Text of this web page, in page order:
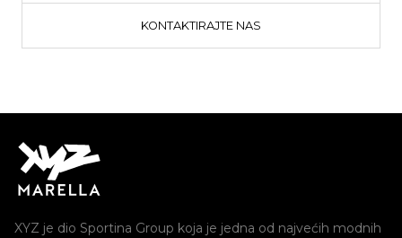
KONTAKTIRAJTE NAS
XYZ je dio Sportina Group koja je jedna od najvećih modnih